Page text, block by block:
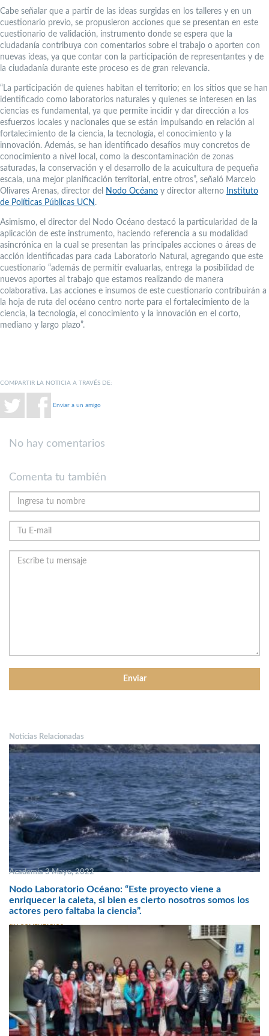
Cabe señalar que a partir de las ideas surgidas en los talleres y en un
cuestionario previo, se propusieron acciones que se presentan en este
cuestionario de validación, instrumento donde se espera que la
ciudadanía contribuya con comentarios sobre el trabajo o aporten con
nuevas ideas, ya que contar con la participación de representantes y de
la ciudadanía durante este proceso es de gran relevancia.
“La participación de quienes habitan el territorio; en los sitios que se han
identificado como laboratorios naturales y quienes se interesen en las
ciencias es fundamental, ya que permite incidir y dar dirección a los
esfuerzos locales y nacionales que se están impulsando en relación al
fortalecimiento de la ciencia, la tecnología, el conocimiento y la
innovación. Además, se han identificado desafíos muy concretos de
conocimiento a nivel local, como la descontaminación de zonas
saturadas, la conservación y el desarrollo de la acuicultura de pequeña
escala, una mejor planificación territorial, entre otros”, señaló Marcelo
Olivares Arenas, director del
Nodo Océano y director alterno
Instituto
de Políticas Públicas UCN .
Asimismo, el director del Nodo Océano destacó la particularidad de la
aplicación de este instrumento, haciendo referencia a su modalidad
asincrónica en la cual se presentan las principales acciones o áreas de
acción identificadas para cada Laboratorio Natural, agregando que este
cuestionario “además de permitir evaluarlas, entrega la posibilidad de
nuevos aportes al trabajo que estamos realizando de manera
colaborativa. Las acciones e insumos de este cuestionario contribuirán a
la hoja de ruta del océano centro norte para el fortalecimiento de la
ciencia, la tecnología, el conocimiento y la innovación en el corto,
mediano y largo plazo”.
COMPARTIR LA NOTICIA A TRAVÉS DE:
Enviar a un amigo
No hay comentarios
Comenta tu también
Noticias Relacionadas
Academia 3 Mayo, 2022
Nodo Laboratorio Océano: “Este proyecto viene a
enriquecer la caleta, si bien es cierto nosotros somos los
actores pero faltaba la ciencia”.